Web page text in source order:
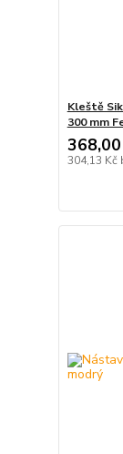
Kleště
300 mm
368,00
304,13 Kč